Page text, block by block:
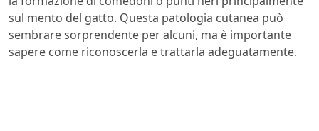
sul mento del gatto. Questa patologia cutanea può
sembrare sorprendente per alcuni, ma è importante
sapere come riconoscerla e trattarla adeguatamente.